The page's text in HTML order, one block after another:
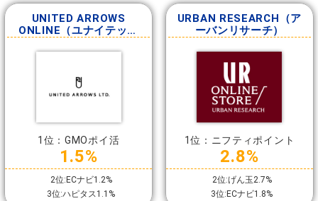
UNITED ARROWS
ONLINE（ユナイテッド
1位：GMOポイ活
1.5%
2位:ECナビ1.2%
3位:ハピタス1.1%
URBAN RESEARCH（ア
ーバンリサーチ）
1位：ニフティポイント
2.8%
2位:げん玉2.7%
3位:ECナビ1.8%